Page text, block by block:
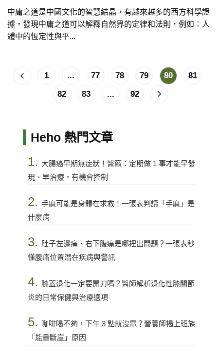
中庸之道是中國文化的智慧結晶，有越來越多的西方科學證
據，發現中庸之道可以解釋自然界的定律和法則，例如：人
體中的恆定性與平...
1 ... 77 78 79 80
81
82
83 ... 92
Heho 熱門文章
1. 大腸癌早期無症狀！醫籲：定期做 1 事才能早發
現、早治療，有機會控制
2. 手麻可能是身體在求救！一張表判讀「手麻」是
什麼病
3. 肚子左邊痛、右下腹痛是哪裡出問題？一張表秒
懂腹痛位置潛在疾病與警訊
4. 膝蓋退化一定要開刀嗎？醫師解析退化性膝關節
炎的日常保健與治療選項
5.
咖啡喝不夠，下午 3 點就沒電？營養師揭上班族
「能量斷崖」原因